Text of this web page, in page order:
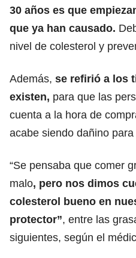
30 años es que
que ya han causado.
nivel de colesterol y
Además, se refirió a los
existen, para que las
cuenta a la hora de
acabe siendo dañino
“Se pensaba que comer
malo, pero nos dimos
colesterol bueno en
protector”, entre las
siguientes, según el